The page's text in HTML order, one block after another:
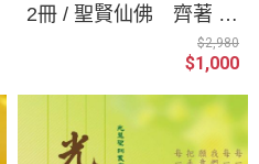
2冊 / 聖賢仙佛 齊著 /
$2,980
$1,000